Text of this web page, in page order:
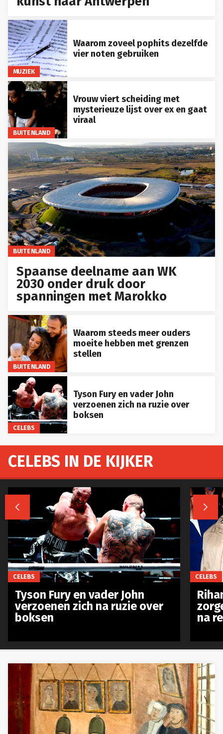
MUZIEK
Waarom zoveel pophits dezelfde
vier noten gebruiken
BUITENLAND
Vrouw viert scheiding met
mysterieuze lijst over ex en gaat
viraal
BUITENLAND
Spaanse deelname aan WK
2030 onder druk door
spanningen met Marokko
BUITENLAND
Waarom steeds meer ouders
moeite hebben met grenzen
stellen
CELEBS
Tyson Fury en vader John
verzoenen zich na ruzie over
boksen
CELEBS IN DE KIJKER
 
CELEBS
Tyson Fury en vader John
verzoenen zich na ruzie over
boksen
CELEBS
na